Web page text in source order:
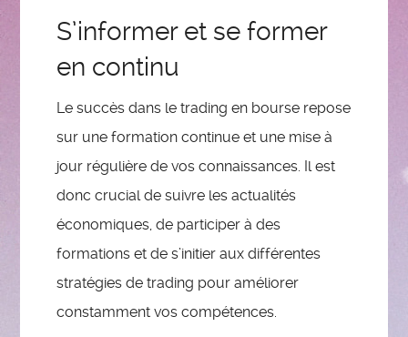
S’informer et se former
en continu
Le succès dans le trading en bourse repose
sur une formation continue et une mise à
jour régulière de vos connaissances. Il est
donc crucial de suivre les actualités
économiques, de participer à des
formations et de s’initier aux différentes
stratégies de trading pour améliorer
constamment vos compétences.